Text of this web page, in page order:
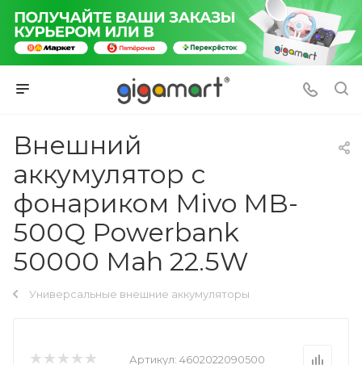
Внешний
аккумулятор с
фонариком Mivo MB-
500Q Powerbank
50000 Mah 22.5W
Универсальные внешние аккумуляторы
Артикул: 4602022090500